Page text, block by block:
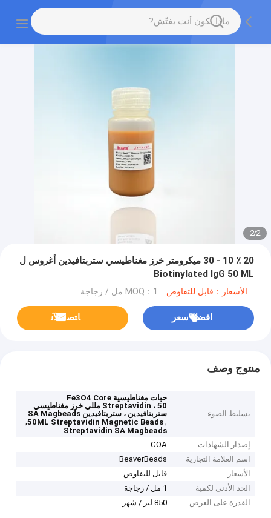
2
/
2
20 ٪ 10 - 30 ميكرومتر خرز مغناطيسي ستربتافيدين أغروس ل
Biotinylated IgG 50 ML
الأسعار：قابل للتفاوض MOQ：1 مل / زجاجة
افضل سعر ﺎﺘﺼﻟ ﺍﻶﻧ
منتوج وصف
تسليط الضوء
حبات مغناطيسية Fe3O4 Core
Streptavidin ، 50 مللي خرز مغناطيسي
ستربتافيدين ، ستربتافيدين SA Magbeads
,
50ML Streptavidin Magnetic Beads
,
Streptavidin SA Magbeads
إصدار الشهادات
COA
اسم العلامة التجارية
BeaverBeads
الأسعار
قابل للتفاوض
الحد الأدنى لكمية
1 مل / زجاجة
القدرة على العرض
850 لتر / شهر